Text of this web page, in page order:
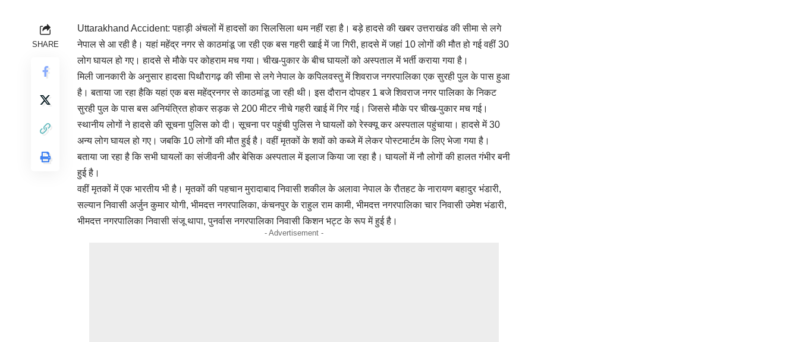
SHARE
Uttarakhand Accident: पहाड़ी अंचलों में हादसों का सिलसिला थम नहीं रहा है। बड़े हादसे की खबर उत्तराखंड की सीमा से लगे
नेपाल से आ रही है। यहां महेंद्र नगर से काठमांडू जा रही एक बस गहरी खाई में जा गिरी, हादसे में जहां 10 लोगों की मौत हो गई वहीं 30
लोग घायल हो गए। हादसे से मौके पर कोहराम मच गया। चीख-पुकार के बीच घायलों को अस्पताल में भर्ती कराया गया है।
मिली जानकारी के अनुसार हादसा पिथौरागढ़ की सीमा से लगे नेपाल के कपिलवस्तु में शिवराज नगरपालिका एक सुरही पुल के पास हुआ
है। बताया जा रहा हैकि यहां एक बस महेंद्रनगर से काठमांडू जा रही थी। इस दौरान दोपहर 1 बजे शिवराज नगर पालिका के निकट
सुरही पुल के पास बस अनियंत्रित होकर सड़क से 200 मीटर नीचे गहरी खाई में गिर गई। जिससे मौके पर चीख-पुकार मच गई।
स्थानीय लोगों ने हादसे की सूचना पुलिस को दी। सूचना पर पहुंची पुलिस ने घायलों को रेस्क्यू कर अस्पताल पहुंचाया। हादसे में 30
अन्य लोग घायल हो गए। जबकि 10 लोगों की मौत हुई है। वहीं मृतकों के शवों को कब्जे में लेकर पोस्टमार्टम के लिए भेजा गया है।
बताया जा रहा है कि सभी घायलों का संजीवनी और बेसिक अस्पताल में इलाज किया जा रहा है। घायलों में नौ लोगों की हालत गंभीर बनी
हुई है।
वहीं मृतकों में एक भारतीय भी है। मृतकों की पहचान मुरादाबाद निवासी शकील के अलावा नेपाल के रौतहट के नारायण बहादुर भंडारी,
सल्यान निवासी अर्जुन कुमार योगी, भीमदत्त नगरपालिका, कंचनपुर के राहुल राम कामी, भीमदत्त नगरपालिका चार निवासी उमेश भंडारी,
भीमदत्त नगरपालिका निवासी संजू थापा, पुनर्वास नगरपालिका निवासी किशन भट्ट के रूप में हुई है।
- Advertisement -